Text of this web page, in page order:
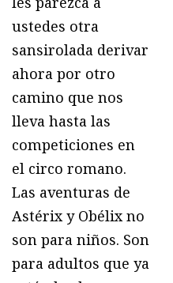
ustedes otra
sansirolada derivar
ahora por otro
camino que nos
lleva hasta las
competiciones en
el circo romano.
Las aventuras de
Astérix y Obélix no
son para niños. Son
para adultos que ya